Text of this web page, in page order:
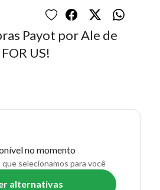
Payot por Ale de
US!
no momento
selecionamos para você
alternativas